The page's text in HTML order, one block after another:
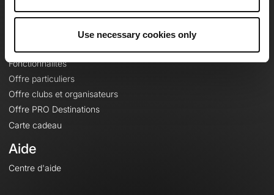
Use necessary cookies only
Fonctionnalités
Offre particuliers
Offre clubs et organisateurs
Offre PRO Destinations
Carte cadeau
Aide
Centre d'aide